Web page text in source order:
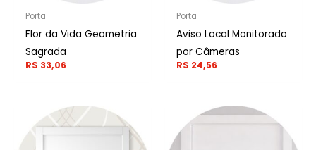
Porta
Flor da Vida Geometria
Sagrada
R$ 33,06
Porta
Aviso Local Monitorado
por Câmeras
R$ 24,56